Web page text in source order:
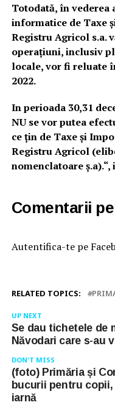
Totodată, în
informatice de Taxe
Registru Agricol s.a.
operațiuni, inclusiv
locale, vor fi reluate
2022.
In perioada 30,31
NU se vor putea
ce țin de Taxe și
Registru Agricol
nomenclatoare
Comentarii
Autentifica-te pe
RELATED TOPICS:
UP NEXT
Se dau tichetele de
Năvodari care s-au
DON'T MISS
(foto) Primăria și
bucurii pentru
iarnă